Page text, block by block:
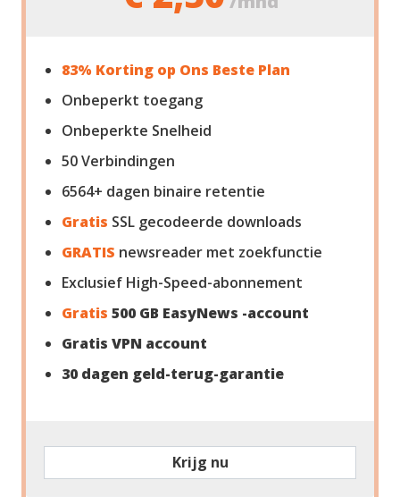
83% Korting op Ons Beste Plan
Onbeperkt toegang
Onbeperkte Snelheid
50Verbindingen
6564+ dagen binaire retentie
Gratis SSL gecodeerde downloads
GRATIS newsreader met zoekfunctie
Exclusief High-Speed-abonnement
Gratis 500 GB EasyNews -account
Gratis VPN account
30 dagen geld-terug-garantie
Krijg nu